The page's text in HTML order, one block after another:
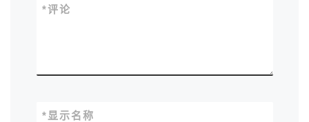
评论
*
显示名称
*